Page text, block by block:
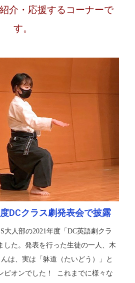
介・応援するコーナーで
す。
DCクラス劇発表会で披露
人部の2021年度「DC英語劇クラ
した。発表を行った生徒の一人、木
は、実は「躰道（たいどう）」と
ピオンでした！ これまでに様々な